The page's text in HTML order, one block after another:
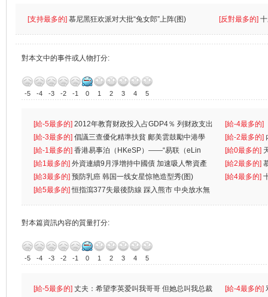
[支持最多的] 慕尼黑狂欢派对大批“兔女郎”上阵(图) [反對最多的]
對本文中的事件或人物打分:
-5 -4 -3 -2 -1 0 1 2 3 4 5
[給-5最多的] 2012年教育财政投入占GDP4％ 列财政支出
首位
[給-4最多的]
一
[給-3最多的] 倡議三查優化精準扶貧 鄺美雲鼓勵中港學
生
[給-2最多的]
人
[給-1最多的] 香港易事泊（HKeSP）——“易联（eLin
k）”项目
[給0最多的]
[給1最多的] 外資連續9月淨增持中國債 加速吸人幣資產 [給2最多的]
[給3最多的] 预防乳癌 韩国一线女星惊艳造型秀(图) [給4最多的]
[給5最多的]恒指瀉377失最後防線 踩入熊市 中央放水無
對本篇資訊內容的質量打分:
-5 -4 -3 -2 -1 0 1 2 3 4 5
[給-5最多的] 丈夫：希望李英爱叫我哥哥 但她总叫我总裁
[給-4最多的]